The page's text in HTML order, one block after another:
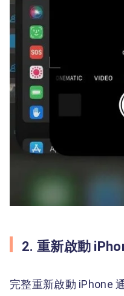
2. 重新啟動
完整重新啟動 iPhone